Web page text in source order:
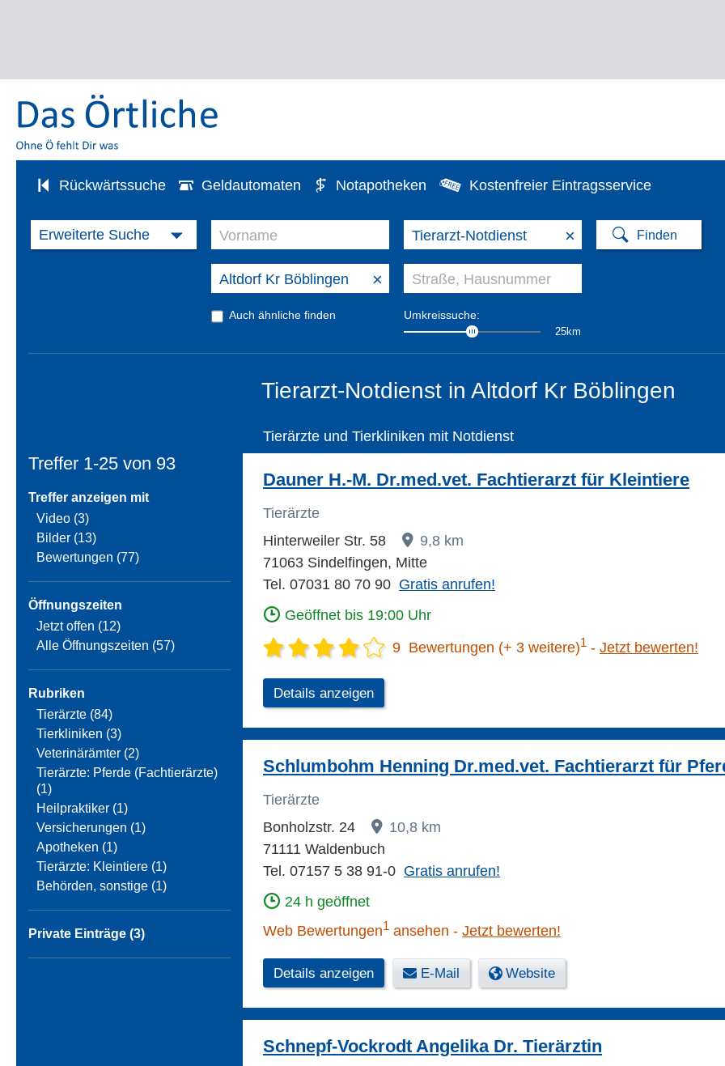
Rückwärtssuche Geldautomaten Notapotheken Kostenfreier Eintragsservice
×
×
Auch ähnliche finden Umkreissuche:
25km
Tierarzt-Notdienst in Altdorf Kr Böblingen
Treffer 1-25 von 93
Treffer anzeigen mit
Video (3)
Bilder (13)
Bewertungen (77)
Öffnungszeiten
Jetzt offen (12)
Alle Öffnungszeiten (57)
Rubriken
Tierärzte (84)
Tierkliniken (3)
Veterinärämter (2)
Tierärzte: Pferde (Fachtierärzte)
(1)
Heilpraktiker (1)
Versicherungen (1)
Apotheken (1)
Tierärzte: Kleintiere (1)
Behörden, sonstige (1)
Private Einträge (3)
Tierärzte und Tierkliniken mit Notdienst
Dauner H.-M. Dr.med.vet. Fachtierarzt für Kleintiere
Tierärzte
Hinterweiler Str. 58
9,8 km
71063 Sindelfingen, Mitte
Tel. 07031 80 70 90 Gratis anrufen!
Geöffnet bis 19:00 Uhr
9 Bewertungen (+ 3 weitere)1 Jetzt bewerten!
Details anzeigen
Schlumbohm Henning Dr.med.vet. Fachtierarzt für
Tierärzte
Bonholzstr. 24
10,8 km
71111 Waldenbuch
Tel. 07157 5 38 91-0 Gratis anrufen!
24 h geöffnet
Web Bewertungen1 ansehen Jetzt bewerten!
Details anzeigen E-Mail Website
Schnepf-Vockrodt Angelika Dr. Tierärztin